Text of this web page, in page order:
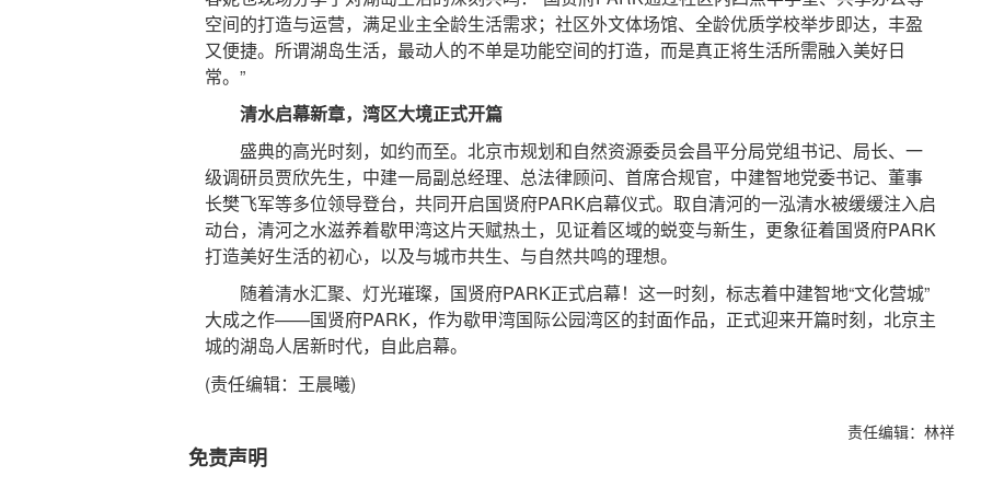
空间的打造与运营，满足业主全龄生活需求；社区外文体场馆、全龄优质学校举步即达，丰盈
又便捷。所谓湖岛生活，最动人的不单是功能空间的打造，而是真正将生活所需融入美好日
常。”
清水启幕新章，湾区大境正式开篇
盛典的高光时刻，如约而至。北京市规划和自然资源委员会昌平分局党组书记、局长、一
级调研员贾欣先生，中建一局副总经理、总法律顾问、首席合规官，中建智地党委书记、董事
长樊飞军等多位领导登台，共同开启国贤府PARK启幕仪式。取自清河的一泓清水被缓缓注入启
动台，清河之水滋养着歇甲湾这片天赋热土，见证着区域的蜕变与新生，更象征着国贤府PARK
打造美好生活的初心，以及与城市共生、与自然共鸣的理想。
随着清水汇聚、灯光璀璨，国贤府PARK正式启幕！这一时刻，标志着中建智地“文化营城”
大成之作——国贤府PARK，作为歇甲湾国际公园湾区的封面作品，正式迎来开篇时刻，北京主
城的湖岛人居新时代，自此启幕。
(责任编辑：王晨曦)
责任编辑：林祥
免责声明